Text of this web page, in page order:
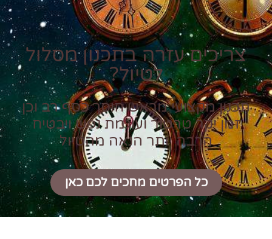
צריכים עזרה בתכנון מסלול
לטיול?
תכנון מקצועי מראש חוסך כסף רב וכן
זמן יקר טרטור ועוגמת נפש ויבטיח
הרבה יותר הנאה מהטיול
כל הפרטים מחכים לכם כאן